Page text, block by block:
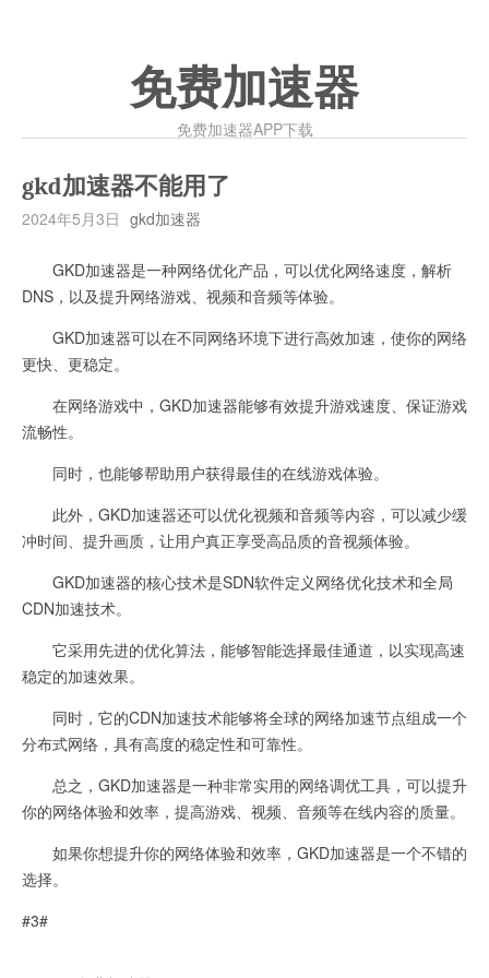
免费加速器
免费加速器APP下载
gkd加速器不能用了
2024年5月3日 gkd加速器
GKD加速器是一种网络优化产品，可以优化网络速度，解析
DNS，以及提升网络游戏、视频和音频等体验。
GKD加速器可以在不同网络环境下进行高效加速，使你的网络
更快、更稳定。
在网络游戏中，GKD加速器能够有效提升游戏速度、保证游戏
流畅性。
同时，也能够帮助用户获得最佳的在线游戏体验。
此外，GKD加速器还可以优化视频和音频等内容，可以减少缓
冲时间、提升画质，让用户真正享受高品质的音视频体验。
GKD加速器的核心技术是SDN软件定义网络优化技术和全局
CDN加速技术。
它采用先进的优化算法，能够智能选择最佳通道，以实现高速
稳定的加速效果。
同时，它的CDN加速技术能够将全球的网络加速节点组成一个
分布式网络，具有高度的稳定性和可靠性。
总之，GKD加速器是一种非常实用的网络调优工具，可以提升
你的网络体验和效率，提高游戏、视频、音频等在线内容的质量。
如果你想提升你的网络体验和效率，GKD加速器是一个不错的
选择。
#3#